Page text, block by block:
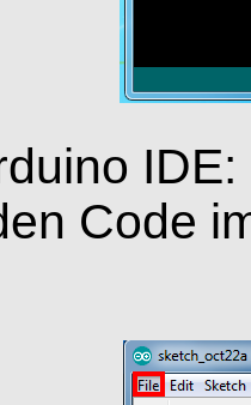
Code